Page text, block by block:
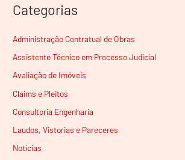
Categorias
Administração Contratual de Obras
Assistente Técnico em Processo Judicial
Avaliação de Imóveis
Claims e Pleitos
Consultoria Engenharia
Laudos, Vistorias e Pareceres
Notícias